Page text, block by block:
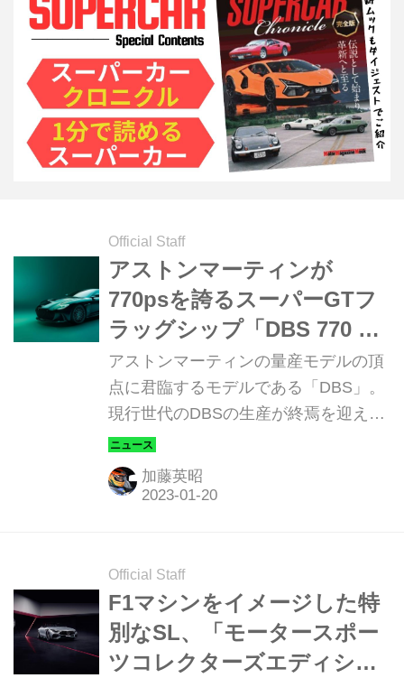
Official Staff
アストンマーティンが
770psを誇るスーパーGTフ
ラッグシップ「DBS 770 ア
ルティメット」を発表
アストンマーティンの量産モデルの頂
点に君臨するモデルである「DBS」。
現行世代のDBSの生産が終焉を迎える
中、アストンマーティンは、過去に生
産されてきたすべてのDBSを凌駕する
特別なモデル「DBS 770 Ultimate（ア
加藤英昭
Official Staff
F1マシンをイメージした特
別なSL、「モータースポー
ツコレクターズエディショ